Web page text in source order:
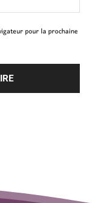
:
pour la prochaine